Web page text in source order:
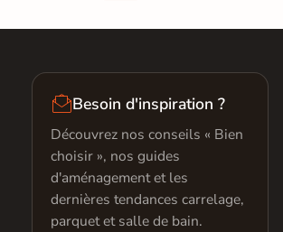
Besoin d'inspiration ?
Découvrez nos conseils « Bien
choisir », nos guides
d'aménagement et les
dernières tendances carrelage,
parquet et salle de bain.